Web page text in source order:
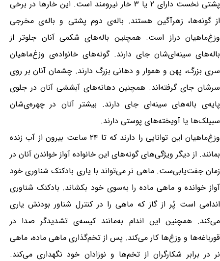
پشتی نخست دارای ۲ یا ۳ خار نیرومند است. این خارها در برخی
از گونه‌ها، زهرآگین هستند. باله‌ی دوم پشتی و باله‌ی مخرجی
وزغ‌ماهیان دراز است. همچنین باله‌های شکمی آنان جلوتر از
باله‌های سینه‌ای‌شان جای دارند. گونه‌های خانواده‌ی وزغ‌ماهیان
سری بزرگ، پهن و هموار و دهانی بزرگ دارند. چشمان آنان بر روی
سرشان جای گرفته‌اند. همچنین دهانه‌های آبششی آنان در جلوی
پایه‌ی باله‌های سینه‌ای جای دارند. بیشتر آنان در چهره‌ی‌شان
سبیلک‌ها یا آویخته‌های پوستی دارند.
وزغ‌ماهیان این توانایی را دارند که تا ۲۴ ساعت بیرون از آب زنده
بمانند. از دیگر ویژگی‌های گونه‌های این خانواده آواز خواندن آنان در
زمان جفت‌یابی‌ست. ماهی نر می‌تواند با یاری بادکنک شناوری خود
آواز خوانده و ماهی ماده را به‌سوی خود بکشاند. بادکنک شناوری
اندامی است پُر از گاز که ماهی را در کنترل شناور بودنش یاری
می‌کند. همچنین این اندام به‌مانند کیسه‌ی تشدیدگر صدا در
قورباغه‌ها و وزغ‌ها کار می‌کند. پس از تخم‌گذاری ماهی ماده، ماهی
نر در برابر شکارگران از تخم‌ها و نوزادان خود نگهداری می‌کند.